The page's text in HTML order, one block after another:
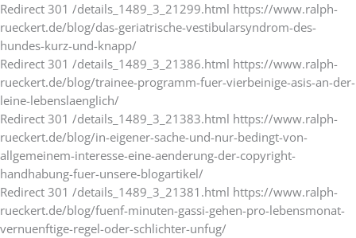
Redirect 301 /details_1489_3_21299.html https://www.ralph-
rueckert.de/blog/das-geriatrische-vestibularsyndrom-des-
hundes-kurz-und-knapp/
Redirect 301 /details_1489_3_21386.html https://www.ralph-
rueckert.de/blog/trainee-programm-fuer-vierbeinige-asis-an-der-
leine-lebenslaenglich/
Redirect 301 /details_1489_3_21383.html https://www.ralph-
rueckert.de/blog/in-eigener-sache-und-nur-bedingt-von-
allgemeinem-interesse-eine-aenderung-der-copyright-
handhabung-fuer-unsere-blogartikel/
Redirect 301 /details_1489_3_21381.html https://www.ralph-
rueckert.de/blog/fuenf-minuten-gassi-gehen-pro-lebensmonat-
vernuenftige-regel-oder-schlichter-unfug/